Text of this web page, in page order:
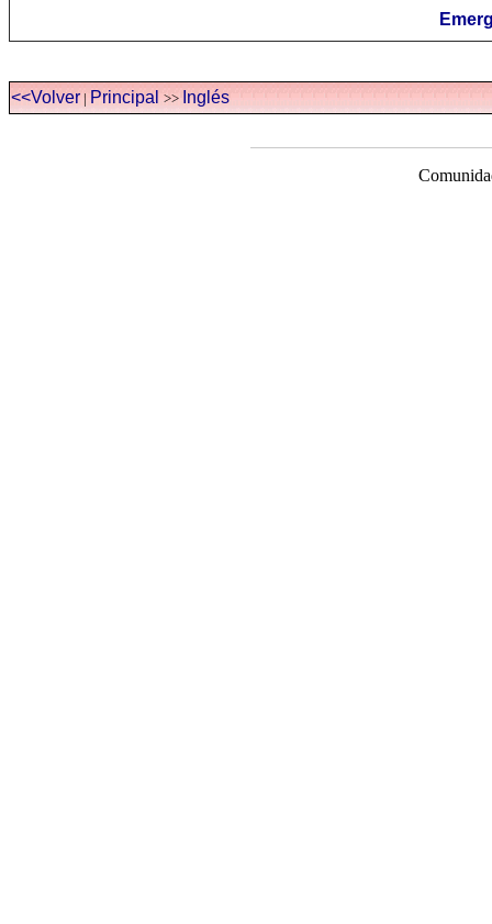
<<Volver | Principal >> Inglés